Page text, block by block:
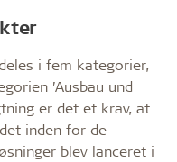
i fem kategorier,
’Ausbau und
er det et krav, at
inden for de
blev lanceret i